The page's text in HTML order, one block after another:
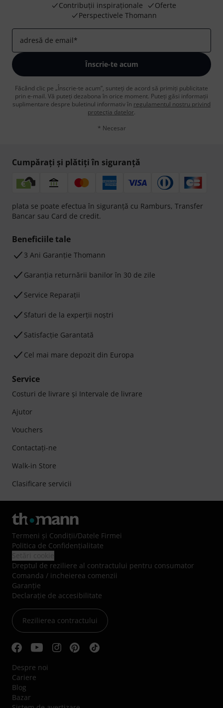
Contribuții inspiraționale
Oferte
Perspectivele Thomann
adresă de email*
Înscrie-te acum
Făcând clic pe „Înscrie-te acum”, sunteți de acord să primiți publicitate
prin e-mail. Vă puteți dezabona în orice moment. Puteți găsi informații
suplimentare despre buletinul informativ în regulamentul nostru privind
protecția datelor.
* Necesar
Cumpărați și plătiți în siguranță
plata se poate efectua în siguranță cu Ramburs, Transfer
Bancar sau Card de credit.
Beneficiile tale
3 Ani Garanție Thomann
Garanţia returnării banilor în 30 de zile
Service Reparații
Sfaturi de la experții noștri
Satisfacție Garantată
Cel mai mare depozit din Europa
Service
Costuri de livrare şi Intervale de livrare
Ajutor
Vouchers
Contactaţi-ne
Walk-in Store
Clasificare servicii
Termeni şi Condiţii/Datele Firmei
Politica de Confidenţialitate
Dreptul de reziliere al contractului pentru consumator
Comanda / incheierea comenzii
Garanție
Declarație de accesibilitate
Rezilierea contractului
Despre noi
Cariere
Blog
Bazar